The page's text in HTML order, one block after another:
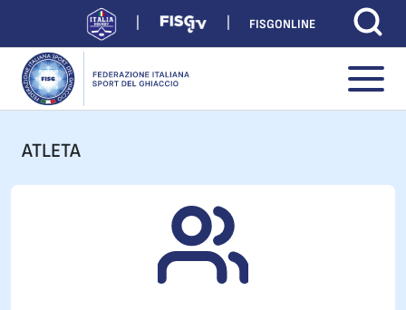
FISGONLINE
ATLETA